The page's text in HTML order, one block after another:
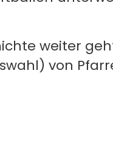
weiter
von